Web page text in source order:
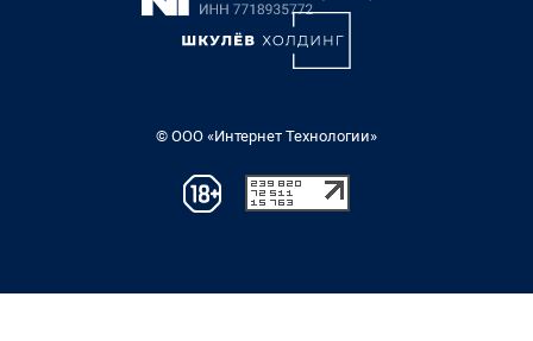
© ООО «Интернет Технологии»